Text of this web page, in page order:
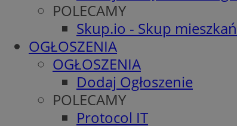
POLECAMY
Skup.io - Skup mieszkań
OGŁOSZENIA
OGŁOSZENIA
Dodaj Ogłoszenie
POLECAMY
Protocol IT